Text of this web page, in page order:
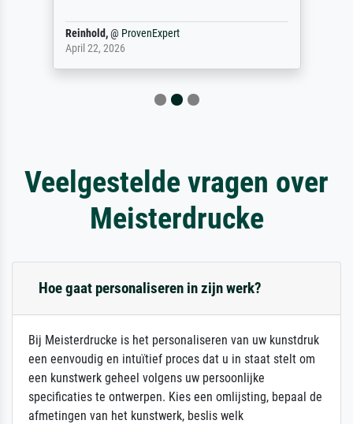
Reinhold,@ ProvenExpert
April 22, 2026
Veelgestelde vragen over
Meisterdrucke
Hoe gaat personaliseren in zijn werk?
Bij Meisterdrucke is het personaliseren van uw kunstdruk
een eenvoudig en intuïtief proces dat u in staat stelt om
een kunstwerk geheel volgens uw persoonlijke
specificaties te ontwerpen. Kies een omlijsting, bepaal de
afmetingen van het kunstwerk, beslis welk